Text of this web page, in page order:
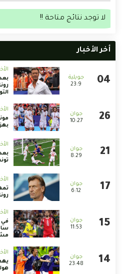
لا توجد نتائج متاحة !!
أخر الأخبار
23:9
10:27
8:29
6:12
11:53
في
23:48